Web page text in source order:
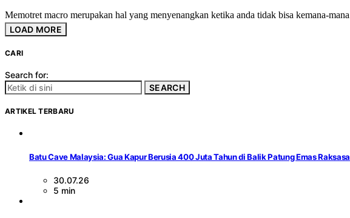
Memotret macro merupakan hal yang menyenangkan ketika anda tidak bisa kemana-
LOAD MORE
CARI
Search for:
SEARCH
ARTIKEL TERBARU
Batu Cave Malaysia: Gua Kapur Berusia 400 Juta Tahun di Balik Patung Emas Raksasa
30.07.26
5 min